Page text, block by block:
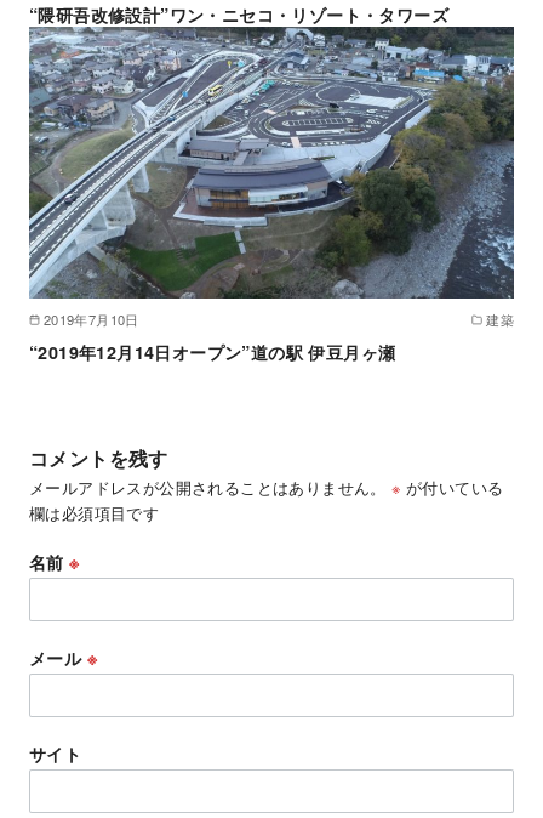
“隈研吾改修設計”ワン・ニセコ・リゾート・タワーズ
2019年7月10日 建築
“2019年12月14日オープン”道の駅 伊豆月ヶ瀬
コメントを残す
メールアドレスが公開されることはありません。 ※ が付いている
欄は必須項目です
名前※
メール ※
サイト